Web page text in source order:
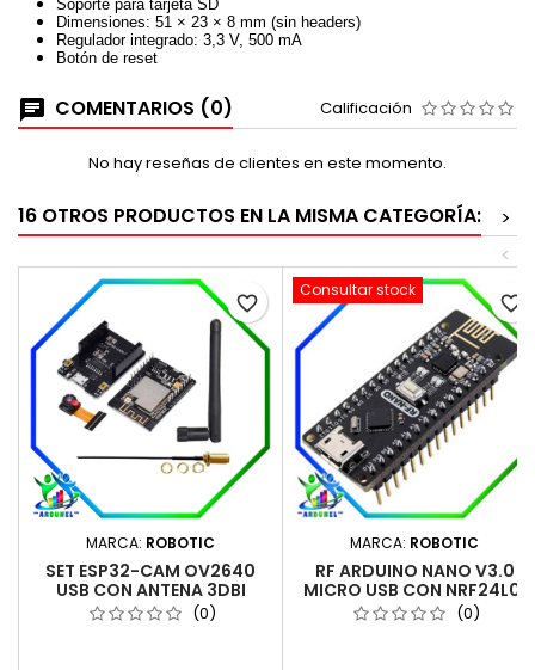
Soporte para tarjeta SD
Dimensiones: 51 × 23 × 8 mm (sin headers)
Regulador integrado: 3,3 V, 500 mA
Botón de reset
COMENTARIOS (0) Calificación
No hay reseñas de clientes en este momento.
16 OTROS PRODUCTOS EN LA MISMA CATEGORÍA:
>
<
MARCA: ROBOTIC
SET ESP32-CAM OV2640
USB CON ANTENA 3DBI
(0)
favorite_border
Consultar stock
MARCA: ROBOTIC
RF ARDUINO NANO V3.0
MICRO USB CON NRF24L01
INTEGRADO(0)
favorite_border